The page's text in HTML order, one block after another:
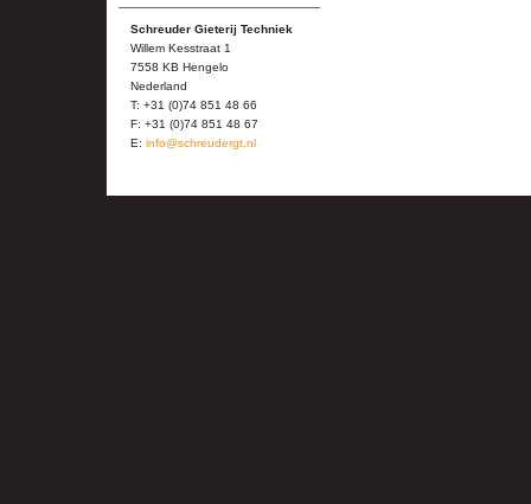
Schreuder Gieterij Techniek
Willem Kesstraat 1
7558 KB Hengelo
Nederland
T: +31 (0)74 851 48 66
F: +31 (0)74 851 48 67
E: info@schreudergt.nl